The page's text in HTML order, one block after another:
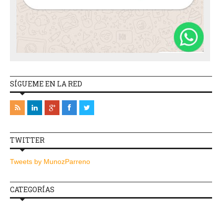
SÍGUEME EN LA RED
TWITTER
Tweets by MunozParreno
CATEGORÍAS